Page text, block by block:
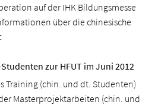
auf der IHK Bildungsmesse
über die chinesische
zur HFUT im Juni 2012
Training (chin. und dt. Studenten)
Masterprojektarbeiten (chin. und